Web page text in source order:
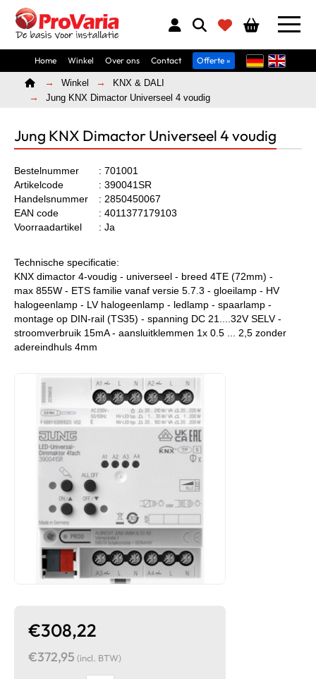
Home Winkel Over ons Contact Offerte »
Home Winkel
KNX & DALI
Jung KNX Dimactor Universeel 4 voudig
Jung KNX Dimactor Universeel 4 voudig
Bestelnummer
: 701001
Artikelcode
: 390041SR
Handelsnummer
: 2850450067
EAN code
: 4011377179103
Voorraadartikel
: Ja
Technische specificatie:
KNX dimactor 4-voudig - universeel - breed 4TE (72mm) -
max 855W - ETS familie vanaf versie 5.7.3 - gloeilamp - HV
halogeenlamp - LV halogeenlamp - ledlamp - spaarlamp -
montage op DIN-rail (TS35) - spanning DC 21....32V SELV -
stroomverbruik 15mA - aansluitklemmen 1x 0.5 ... 2,5 zonder
adereindhuls 4mm
€308,22
€372,95 (incl. BTW)